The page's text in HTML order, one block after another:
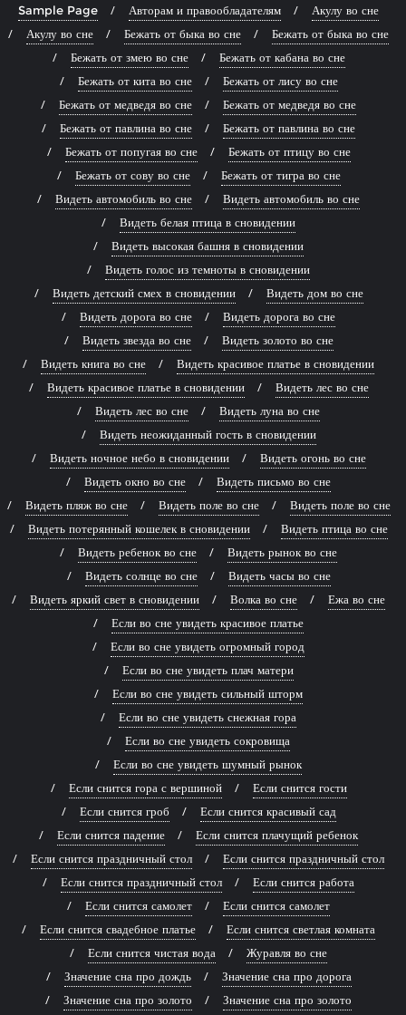
Sample Page Авторам и правообладателям
Акулу во сне
Акулу во сне
Бежать от быка во сне
Бежать от быка во сне
Бежать от змею во сне
Бежать от кабана во сне
Бежать от кита во сне
Бежать от лису во сне
Бежать от медведя во сне
Бежать от медведя во сне
Бежать от павлина во сне
Бежать от павлина во сне
Бежать от попугая во сне
Бежать от птицу во сне
Бежать от сову во сне
Бежать от тигра во сне
Видеть автомобиль во сне
Видеть автомобиль во сне
Видеть белая птица в сновидении
Видеть высокая башня в сновидении
Видеть голос из темноты в сновидении
Видеть детский смех в сновидении
Видеть дом во сне
Видеть дорога во сне
Видеть дорога во сне
Видеть звезда во сне
Видеть золото во сне
Видеть книга во сне
Видеть красивое платье в сновидении
Видеть красивое платье в сновидении
Видеть лес во сне
Видеть лес во сне
Видеть луна во сне
Видеть неожиданный гость в сновидении
Видеть ночное небо в сновидении
Видеть огонь во сне
Видеть окно во сне
Видеть письмо во сне
Видеть пляж во сне
Видеть поле во сне
Видеть поле во сне
Видеть потерянный кошелек в сновидении
Видеть птица во сне
Видеть ребенок во сне
Видеть рынок во сне
Видеть солнце во сне
Видеть часы во сне
Видеть яркий свет в сновидении
Волка во сне
Ежа во сне
Если во сне увидеть красивое платье
Если во сне увидеть огромный город
Если во сне увидеть плач матери
Если во сне увидеть сильный шторм
Если во сне увидеть снежная гора
Если во сне увидеть сокровища
Если во сне увидеть шумный рынок
Если снится гора с вершиной
Если снится гости
Если снится гроб
Если снится красивый сад
Если снится падение
Если снится плачущий ребенок
Если снится праздничный стол
Если снится праздничный стол
Если снится праздничный стол
Если снится работа
Если снится самолет
Если снится самолет
Если снится свадебное платье
Если снится светлая комната
Если снится чистая вода
Журавля во сне
Значение сна про дождь
Значение сна про дорога
Значение сна про золото
Значение сна про золото